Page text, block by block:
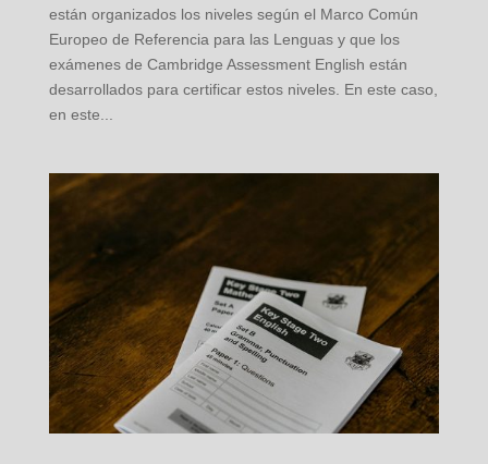
están organizados los niveles según el Marco Común
Europeo de Referencia para las Lenguas y que los
exámenes de Cambridge Assessment English están
desarrollados para certificar estos niveles. En este caso,
en este...